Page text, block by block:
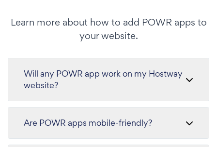
Learn more about how to add POWR apps to
your website.
Will any POWR app work on my Hostway
website?
Are POWR apps mobile-friendly?